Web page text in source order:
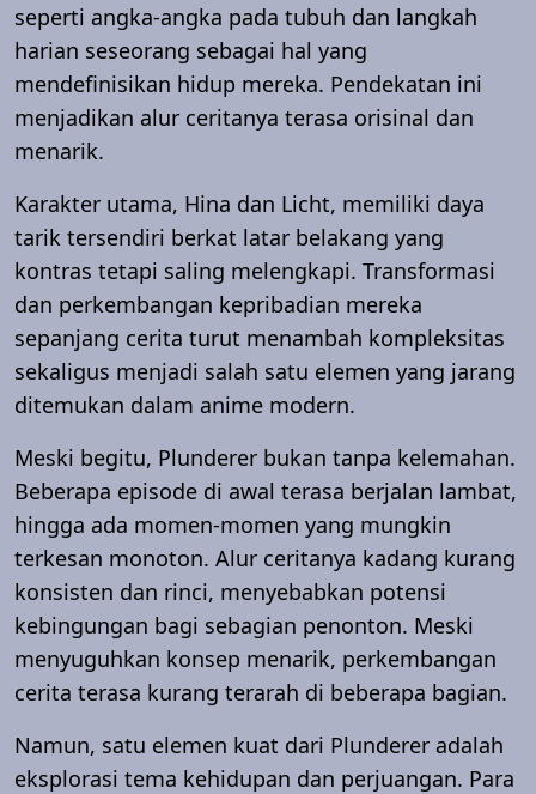
seperti angka-angka pada tubuh dan langkah
harian seseorang sebagai hal yang
mendefinisikan hidup mereka. Pendekatan ini
menjadikan alur ceritanya terasa orisinal dan
menarik.
Karakter utama, Hina dan Licht, memiliki daya
tarik tersendiri berkat latar belakang yang
kontras tetapi saling melengkapi. Transformasi
dan perkembangan kepribadian mereka
sepanjang cerita turut menambah kompleksitas
sekaligus menjadi salah satu elemen yang jarang
ditemukan dalam anime modern.
Meski begitu, Plunderer bukan tanpa kelemahan.
Beberapa episode di awal terasa berjalan lambat,
hingga ada momen-momen yang mungkin
terkesan monoton. Alur ceritanya kadang kurang
konsisten dan rinci, menyebabkan potensi
kebingungan bagi sebagian penonton. Meski
menyuguhkan konsep menarik, perkembangan
cerita terasa kurang terarah di beberapa bagian.
Namun, satu elemen kuat dari Plunderer adalah
eksplorasi tema kehidupan dan perjuangan. Para